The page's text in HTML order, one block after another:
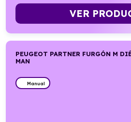
VER
PEUGEOT PARTNER FURGÓN M
MAN
Manual